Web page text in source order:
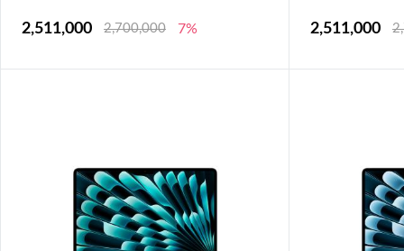
2,511,000 2,700,000 7% 2,511,000